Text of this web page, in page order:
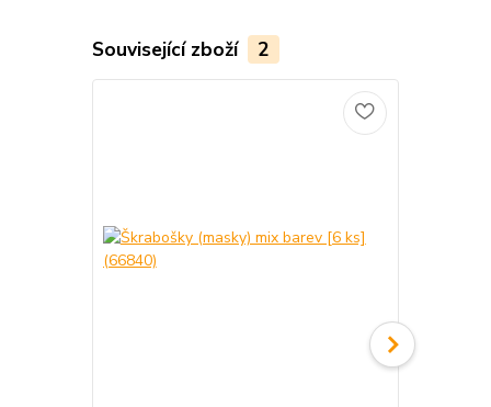
Související zboží 2